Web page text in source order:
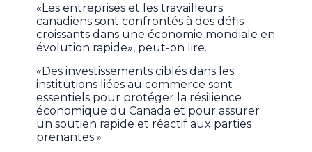
«Les entreprises et les travailleurs
canadiens sont confrontés à des défis
croissants dans une économie mondiale en
évolution rapide», peut-on lire.
«Des investissements ciblés dans les
institutions liées au commerce sont
essentiels pour protéger la résilience
économique du Canada et pour assurer
un soutien rapide et réactif aux parties
prenantes.»